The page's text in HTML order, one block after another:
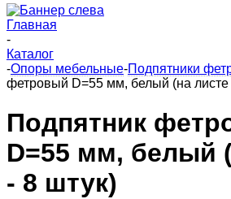
Главная
-
Каталог
-Опоры мебельные-Подпятники
фетровый D=55 мм, белый (на листе
Подпятник
D=55 мм, белый
- 8 штук)